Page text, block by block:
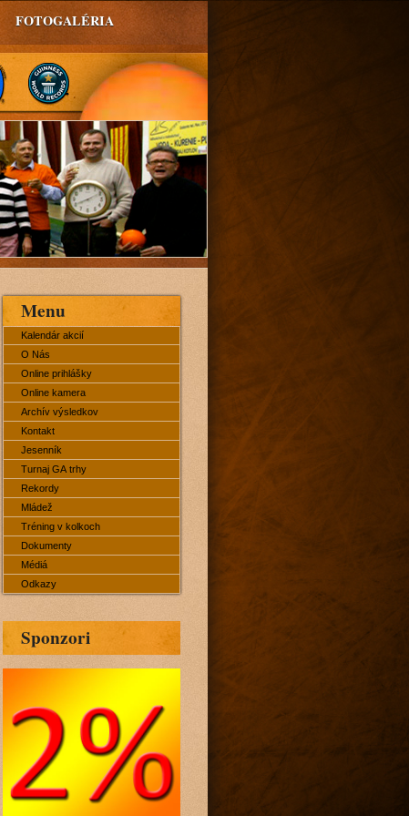
FOTOGALÉRIA
Menu
Kalendár akcií
O Nás
Online prihlášky
Online kamera
Archív výsledkov
Kontakt
Jesenník
Turnaj GA trhy
Rekordy
Mládež
Tréning v kolkoch
Dokumenty
Médiá
Odkazy
Sponzori